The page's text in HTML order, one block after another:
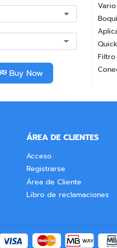
Buy Now
ÁREA DE CLIENTES
Acceso
Registrarse
Área de Cliente
Libro de reclamaciones